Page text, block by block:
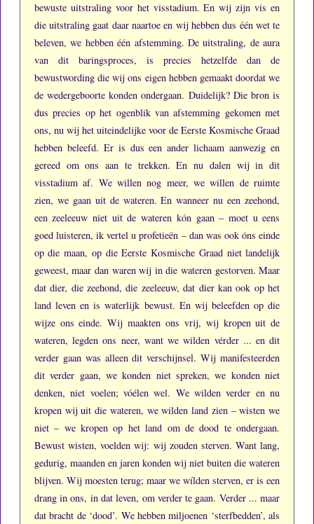
bewuste uitstraling voor het visstadium.En wij zijn vis en
die uitstraling gaat daar naartoe en wij hebben dus één wet te
beleven, we hebben één afstemming. De uitstraling, de aura
van dit baringsproces, is precies hetzelfde dan de
bewustwording die wij ons eigen hebben gemaakt doordat we
de wedergeboorte konden ondergaan. Duidelijk? Die bron is
dus precies op het ogenblik van afstemming gekomen met
ons, nu wij het uiteindelijke voor de Eerste Kosmische Graad
hebben beleefd. Er is dus een ander lichaam aanwezig en
gereed om ons aan te trekken.En nu dalen wij in dit
visstadium af. We willen nog meer, we willen de ruimte
zien, we gaan uit de wateren.En wanneer nu een zeehond,
een zeeleeuw niet uit de wateren kón gaan – moet u eens
goed luisteren, ik vertel u profetieën – dan was ook óns einde
op die maan, op die Eerste Kosmische Graad niet landelijk
geweest, maar dan waren wij in die wateren gestorven.Maar
dat dier, die zeehond, die zeeleeuw, dat dier kan ook op het
land leven en is waterlijk bewust. En wij beleefden op die
wijze ons einde.Wij maakten ons vrij, wij kropen uit de
wateren, legden ons neer, want we wilden vérder ... en dit
verder gaan was alleen dit verschijnsel.Wij manifesteerden
dit verder gaan, we konden niet spreken, we konden niet
denken, niet voelen; vóélen wel. We wilden verder en nu
kropen wij uit die wateren, we wilden land zien – wisten we
niet – we kropen op het land om de dood te ondergaan.
Bewust wisten, voelden wij: wij zouden sterven.Want lang,
gedurig, maanden en jaren konden wij niet buiten die wateren
blijven. Wij moesten terug; maar we wílden sterven, er is een
drang in ons, in dat leven, om verder te gaan. Verder ... maar
dat bracht de ‘dood’. We hebben miljoenen ‘sterfbedden’, als